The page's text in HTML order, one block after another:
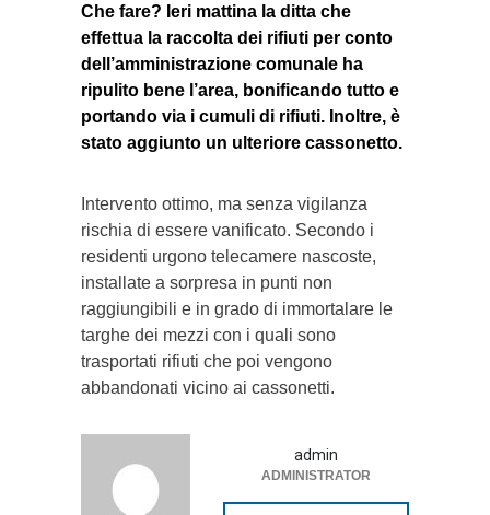
Che fare? Ieri mattina la ditta che
effettua la raccolta dei rifiuti per conto
dell’amministrazione comunale ha
ripulito bene l’area, bonificando tutto e
portando via i cumuli di rifiuti. Inoltre, è
stato aggiunto un ulteriore cassonetto.
Intervento ottimo, ma senza vigilanza
rischia di essere vanificato. Secondo i
residenti urgono telecamere nascoste,
installate a sorpresa in punti non
raggiungibili e in grado di immortalare le
targhe dei mezzi con i quali sono
trasportati rifiuti che poi vengono
abbandonati vicino ai cassonetti.
admin
ADMINISTRATOR